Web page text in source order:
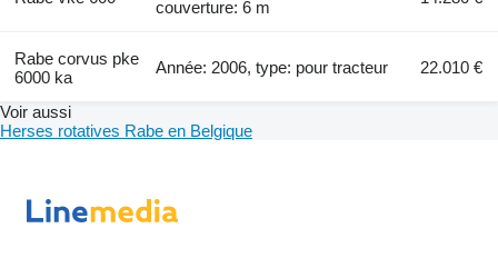
couverture: 6 m
Rabe corvus pke
6000 ka
Année: 2006, type: pour tracteur 22.010 €
Voir aussi
Herses rotatives Rabe en Belgique